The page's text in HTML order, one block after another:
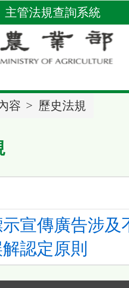
主管法規查詢系統
容 歷史法規
宣傳廣告涉及
認定原則